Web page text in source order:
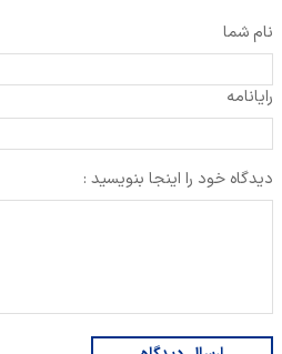
نام شما
رایانامه
دیدگاه خود را اینجا بنویسید :